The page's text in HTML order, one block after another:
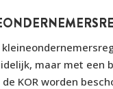
maar met een
KOR worden